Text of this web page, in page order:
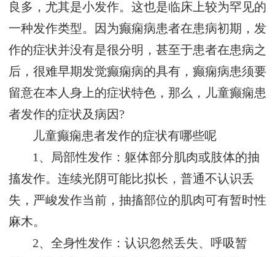
良多，尤其是小发作。这也是临床上较为罕见的
一种发作类型。因为癫痫病患者在患病初期，发
作的症状并没有是很分明，甚至于患者在患病之
后，很难早期发觉癫痫病的具有，癫痫病患须要
留意在本人身上的症状特色，那么，儿童癫痫患
者发作的症状及病因?
儿童癫痫患者发作的症状有哪些呢
1、局部性发作：躯体部分肌肉或肢体的抽
搐发作。连续光阴可能比拟长，普通不认识丢
失，严峻发作当前，抽搐部位的肌肉可有暂时性
麻木。
2、全身性发作：认识忽然丢失、呼吸暂